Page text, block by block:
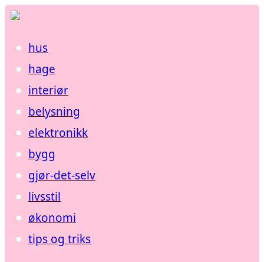
hus
hage
interiør
belysning
elektronikk
bygg
gjør-det-selv
livsstil
økonomi
tips og triks